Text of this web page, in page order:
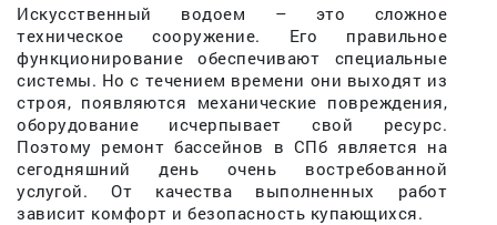
Искусственный водоем – это сложное
техническое сооружение. Его правильное
функционирование обеспечивают специальные
системы. Но с течением времени они выходят из
строя, появляются механические повреждения,
оборудование исчерпывает свой ресурс.
Поэтому ремонт бассейнов в СПб является на
сегодняшний день очень востребованной
услугой. От качества выполненных работ
зависит комфорт и безопасность купающихся.